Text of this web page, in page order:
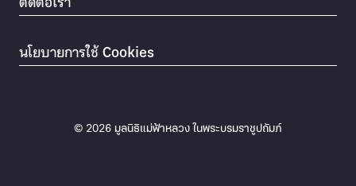
นโยบายการใช้ Cookies
© 2026 มูลนิธิแม่ฟ้าหลวง ในพระบรมราชูปถัมภ์